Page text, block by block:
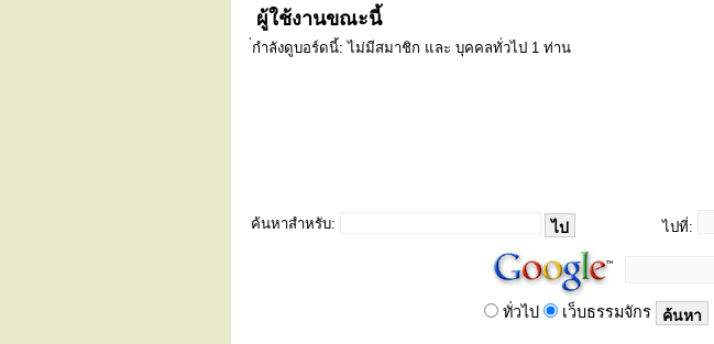
ผู้ใช้งานขณะนี้
่กำลังดูบอร์ดนี้: ไม่มีสมาชิก และ บุคคลทั่วไป 1 ท่าน
ค้นหาสำหรับ: ไปที่:
ทั่วไป เว็บธรรมจักร